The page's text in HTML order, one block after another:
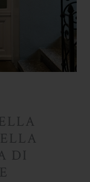
DI